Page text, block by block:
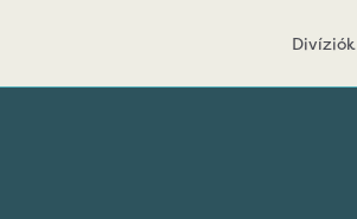
Divíziók